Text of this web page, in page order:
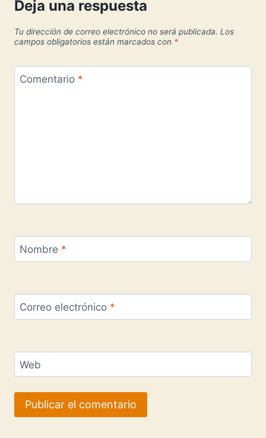
Deja una respuesta
Tu dirección de correo electrónico no será publicada. Los
campos obligatorios están marcados con *
Comentario *
Nombre *
Correo electrónico *
Web